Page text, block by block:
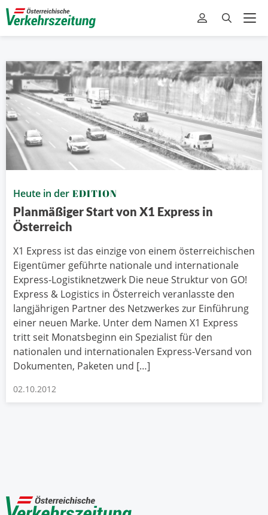
Heute in der EDITION
Planmäßiger Start von X1 Express in
Österreich
X1 Express ist das einzige von einem österreichischen
Eigentümer geführte nationale und internationale
Express-Logistiknetzwerk Die neue Struktur von GO!
Express & Logistics in Österreich veranlasste den
langjährigen Partner des Netzwerkes zur Einführung
einer neuen Marke. Unter dem Namen X1 Express
tritt seit Monatsbeginn ein Spezialist für den
nationalen und internationalen Express-Versand von
Dokumenten, Paketen und […]
02.10.2012